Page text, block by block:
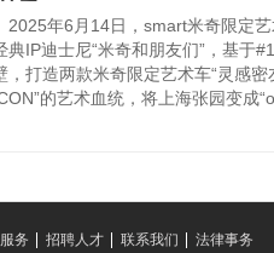
年6月14日，smart米奇限定艺
典IP迪士尼“米奇和朋友们”，基于
，打造两款米奇限定艺术车“灵感密
的艺术血统，将上海张园变成
法律事务
联系我们
招聘人才
务